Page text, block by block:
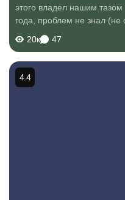
этого владел нашим
года, проблем не знал (не
у тазов), всем устраивал,
оставляет в...
20к 47
4.4